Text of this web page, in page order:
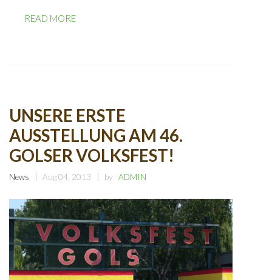
READ MORE
UNSERE ERSTE
AUSSTELLUNG AM 46.
GOLSER VOLKSFEST!
News Aug 04, 2013 by ADMIN